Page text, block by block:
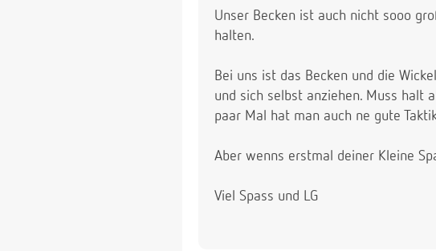
Unser Becken ist auch nicht sooo
halten.
Bei uns ist das Becken und die
und sich selbst anziehen. Muss halt
paar Mal hat man auch ne gute
Aber wenns erstmal deiner Kleine
Viel Spass und LG